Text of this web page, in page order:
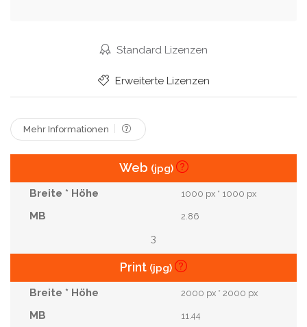
Vegetarisch Frau Finger
Lebensstil In Form
Smoothie
Standard Lizenzen
Erweiterte Lizenzen
Mehr Informationen
Web (jpg)
1000 px * 1000 px
2.86
3
Print (jpg)
2000 px * 2000 px
11.44